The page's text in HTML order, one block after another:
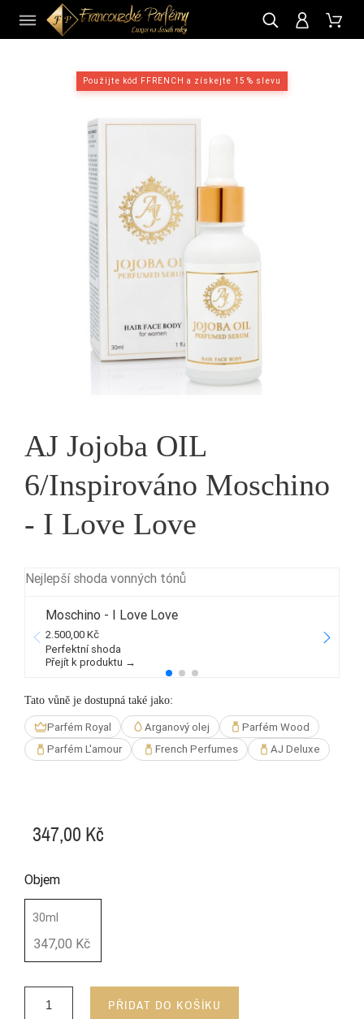
Použijte kód FFRENCH a získejte 15 % slevu
AJ Jojoba OIL
6/Inspirováno Moschino
- I Love Love
Nejlepší shoda vonných tónů
Moschino - I Love Love
2.500,00 Kč
Perfektní shoda
Přejít k produktu →
Tato vůně je dostupná také jako:
Parfém Royal Arganový olej
Parfém Wood
Parfém L'amour
French Perfumes AJ Deluxe
347,00 Kč
Objem
30ml
347,00 Kč
PŘIDAT DO KOŠÍKU
CZ